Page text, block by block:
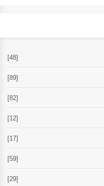
[48]
[89]
[82]
[12]
[17]
[59]
[29]